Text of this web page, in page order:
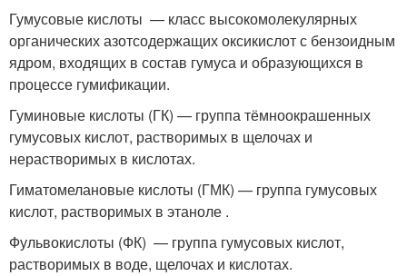
Гумусовые кислоты — класс высокомолекулярных
органических азотсодержащих оксикислот с бензоидным
ядром, входящих в состав гумуса и образующихся в
процессе гумификации.
Гуминовые кислоты (ГК) — группа тёмноокрашенных
гумусовых кислот, растворимых в щелочах и
нерастворимых в кислотах.
Гиматомелановые кислоты (ГМК) — группа гумусовых
кислот, растворимых в этаноле .
Фульвокислоты (ФК) — группа гумусовых кислот,
растворимых в воде, щелочах и кислотах.